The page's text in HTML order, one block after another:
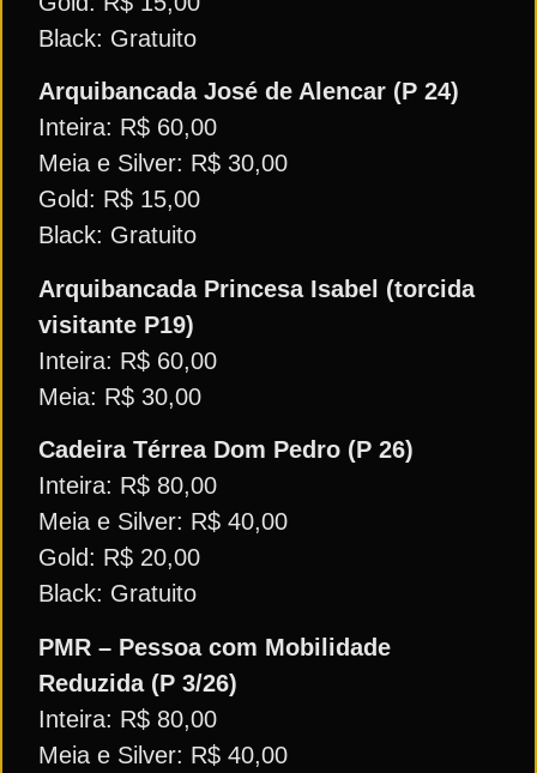
Black: Gratuito
Arquibancada José de Alencar (P 24)
Inteira: R$ 60,00
Meia e Silver: R$ 30,00
Gold: R$ 15,00
Black: Gratuito
Arquibancada Princesa Isabel (torcida
visitante P19)
Inteira: R$ 60,00
Meia: R$ 30,00
Cadeira Térrea Dom Pedro (P 26)
Inteira: R$ 80,00
Meia e Silver: R$ 40,00
Gold: R$ 20,00
Black: Gratuito
PMR – Pessoa com Mobilidade
Reduzida (P 3/26)
Inteira: R$ 80,00
Meia e Silver: R$ 40,00